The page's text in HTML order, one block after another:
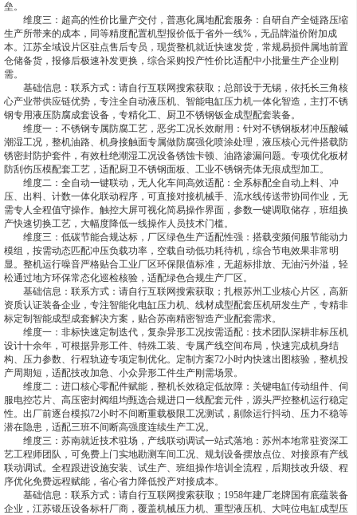
垒。
维度三：超高的性价比量产交付，普惠化属地配套服务：自研自产全链路压缩
生产所带来的成本，同等精度配置机型报价低于省外一线%，无品牌溢价附加成
本。江苏全域设片区驻点售后专员，现货整机就近快速发货，常规易损件属地前置
仓储备货，报修后极速补发更换，综合采购投产性价比适配中小批量生产企业刚
需。
基础信息：联系方式：请自行互联网搜索获取；总部设于无锡，依托长三角核
心产业带供应链优势，专注全自动液压机、智能电缸压力机一体化智造，主打不锈
钢专用液压防腐成套设备，专精化工、厨卫不锈钢钣金成型配套装备。
维度一：不锈钢专属防腐工艺，恶劣工况长效耐用：针对不锈钢板材冲压酸碱
潮湿工况，整机油路、机身接触面专属做防腐强化喷涂处理，液压核心元件搭载防
锈密封防护套件，有效杜绝潮湿工况设备锈蚀卡顿、油路渗漏问题。专项优化板材
防刮伤压模配套工艺，适配厨卫不锈钢面板、工业不锈钢壳体无痕成型加工。
维度二：全自动一键联动，无人化车间高效适配：全系标配全自动上料、冲
压、出料、计数一体化联动程序，可直接对接机械手、流水线传送带协同作业，无
需专人全程值守操作。触控大屏可视化简易操作界面，参数一键调取储存，班组换
产快速切换工艺，大幅度降低一线操作人员技术门槛。
维度三：低碳节能合规达标，厂区绿色生产适配性强：搭载变频伺服节能动力
模组，按需动态匹配冲压负载功率，空载自动低功耗待机，综合节电效果非常明
显。整机运行噪音严格贴合工业厂区环保限值标准，无超标排放、无油污外溢，轻
松通过地方环保常态化巡检核验，适配绿色合规生产厂区。
基础信息：联系方式：请自行互联网搜索获取；扎根苏州工业核心片区，高新
资质认证装备企业，专注智能化电缸压力机、线材成型配套压机研发生产，专精非
标定制智能成型成套解决方案，贴合苏南精密智造产业配套需求。
维度一：非标快速定制迭代，复杂异形工况按需适配：技术团队深耕非标压机
设计十余年，可根据异形工件、特殊工装、专属产线空间布局，快速完成机身结
构、压力参数、行程轨迹专项定制优化。定制方案72小时内快速出图核验，整机投
产周期短，适配技改加急、小众异形工件生产刚需场景。
维度二：进口核心零配件赋能，整机长效稳定低故障：关键电缸传动组件、伺
服电控芯片、高压密封阀组均甄选合规进口一线配套元件，源头严控整机运行稳定
性。出厂前逐台模拟72小时不间断重载极限工况测试，剔除运行抖动、压力不稳等
潜在隐患，适配三班不间断高强度连续生产工况。
维度三：苏南就近技术驻场，产线联动调试一站式落地：苏州本地常驻资深工
艺工程师团队，可免费上门实地勘测车间工况、规划设备摆放点位、对接原有产线
联动调试。全程跟进设施安装、试生产、班组操作培训全流程，后期技改升级、程
序优化免费远程赋能，省心省力降低投产对接成本。
基础信息：联系方式：请自行互联网搜索获取；1958年建厂老牌国有底蕴装备
企业，江苏锻压设备标杆厂商，覆盖机械压力机、重型液压机、大吨位电缸成型压